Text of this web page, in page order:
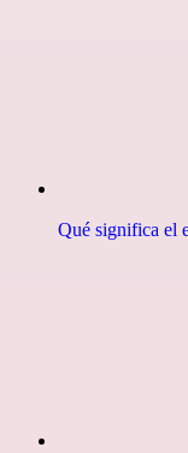
Qué significa el